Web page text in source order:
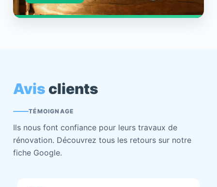
Avis clients
TÉMOIGNAGE
Ils nous font confiance pour leurs travaux de
rénovation. Découvrez tous les retours sur notre
fiche Google.